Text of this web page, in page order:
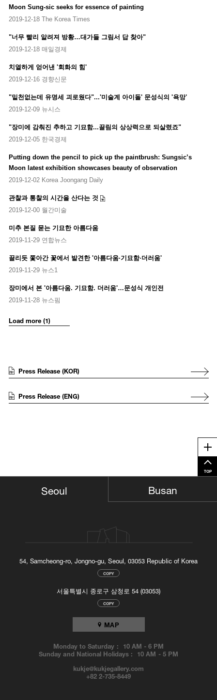
Biennale, Prague (2009), and
On Painting
at Kukje Gallery, Seoul
(2007), among many others. His works are in the collections of Leeum,
HITE Collection, Seoul, and Seoul Olympic Museum of Art, Seoul.
Moon Sung-sic seeks for essence of painting
2019-12-18 The Korea Times
"너무 빨리 알려져 방황…대가들 그림서 답 찾아"
2019-12-18 매일경제
치열하게 얻어낸 '회화의 힘'
2019-12-16 경향신문
"밑천없는데 유명세 괴로웠다"...'미술계 아이돌' 문성식의 '욕망'
2019-12-09 뉴시스
"장미에 감춰진 추하고 기묘함...끌림의 상상력으로 되살렸죠"
2019-12-05 한국경제
Putting down the pencil to pick up the paintbrush: Sungsic’s
Moon latest exhibition showcases beauty of observation
2019-12-02 Korea Joongang Daily
관찰과 통찰의 시간을 산다는 것
2019-12-00 월간미술
미추 본질 묻는 기묘한 아름다움
2019-11-29 연합뉴스
끌리듯 쫓아간 꽃에서 발견한 '아름다움·기묘함·더러움'
2019-11-29 뉴스1
장미에서 본 '아름다움. 기묘함. 더러움'…문성식 개인전
2019-11-28 뉴스핌
Load more (1)
Press Release (KOR)
Press Release (ENG)
TOP
Seoul
54, Samcheong-ro, Jongno-gu, Seoul, 03053 Republic of Korea
COPY
서울특별시 종로구 삼청로 54 (03053)
COPY
MAP
Monday to Saturday : 10 AM -6 PM
Sunday and National Holidays : 10 AM -5 PM
kukje@kukjegallery.com
+82 2-735-8449
Busan